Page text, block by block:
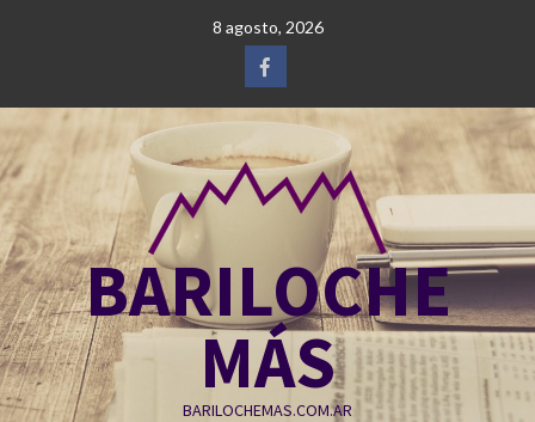
8 agosto, 2026
Facebook
BARILOCHE
MÁS
BARILOCHEMAS.COM.AR